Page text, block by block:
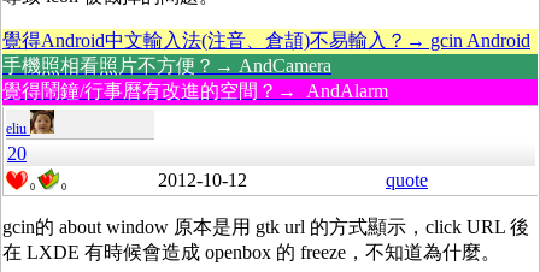
覺得Android中文輸入法(注音、倉頡)不易輸入？→ gcin Android
手機照相看照片不方便？→ AndCamera
覺得鬧鐘/行事曆有改進的空間？→ AndAlarm
eliu
20
0 0 2012-10-12 quote
gcin的 about window 原本是用 gtk url 的方式顯示，click URL 後
在 LXDE 有時候會造成 openbox 的 freeze，不知道為什麼。